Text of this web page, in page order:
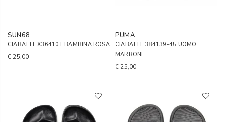
SUN68
CIABATTE X36410T BAMBINA ROSA
€ 25,00
PUMA
CIABATTE 384139-45 UOMO
MARRONE
€ 25,00